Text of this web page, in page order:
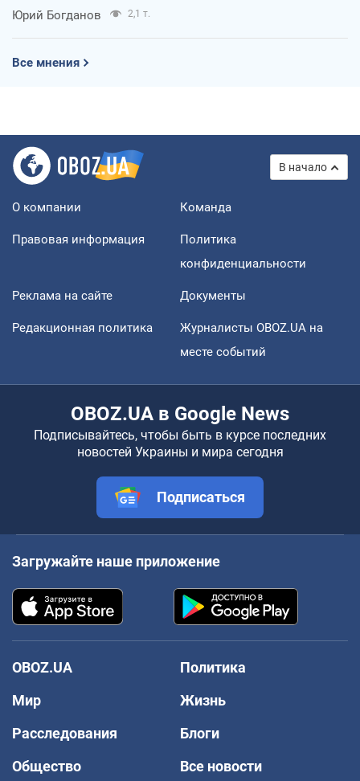
Юрий Богданов 2,1 т.
Все мнения
В начало
О компании Команда
Правовая информация
Политика
конфиденциальности
Реклама на сайте Документы
Редакционная политика
Журналисты OBOZ.UA на
месте событий
OBOZ.UA в Google News
Подписывайтесь, чтобы быть в курсе последних
новостей Украины и мира сегодня
Подписаться
Загружайте наше приложение
OBOZ.UA
Политика
Мир
Жизнь
Расследования
Блоги
Общество
Все новости